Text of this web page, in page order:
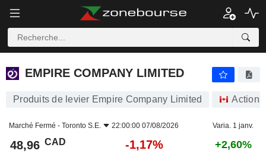
EMPIRE COMPANY LIMITED
EMPIRE COMPANY LIMITED
Produits de levier Empire Company Limited Actions
Marché Fermé - Toronto S.E. 22:00:00 07/08/2026 Varia. 1 janv.
48,96 CAD -1,17% +2,60%